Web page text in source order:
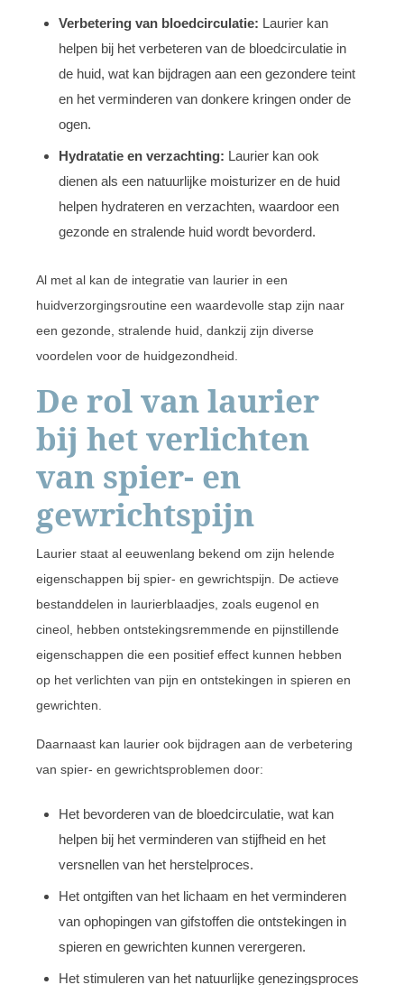
Verbetering van bloedcirculatie: Laurier kan
helpen bij het verbeteren van de bloedcirculatie in
de huid, wat kan bijdragen aan een gezondere teint
en het verminderen van donkere kringen onder de
ogen.
Hydratatie en verzachting: Laurier kan ook
dienen als een natuurlijke moisturizer en de huid
helpen hydrateren en verzachten, waardoor een
gezonde en stralende huid wordt bevorderd.
Al met al kan de integratie van laurier in een
huidverzorgingsroutine een waardevolle stap zijn naar
een gezonde, stralende huid, dankzij zijn diverse
voordelen voor de huidgezondheid.
De rol van laurier
bij het verlichten
van spier- en
gewrichtspijn
Laurier staat al eeuwenlang bekend om zijn helende
eigenschappen bij spier- en gewrichtspijn. De actieve
bestanddelen in laurierblaadjes, zoals eugenol en
cineol, hebben ontstekingsremmende en pijnstillende
eigenschappen die een positief effect kunnen hebben
op het verlichten van pijn en ontstekingen in spieren en
gewrichten.
Daarnaast kan laurier ook bijdragen aan de verbetering
van spier- en gewrichtsproblemen door:
Het bevorderen van de bloedcirculatie, wat kan
helpen bij het verminderen van stijfheid en het
versnellen van het herstelproces.
Het ontgiften van het lichaam en het verminderen
van ophopingen van gifstoffen die ontstekingen in
spieren en gewrichten kunnen verergeren.
Het stimuleren van het natuurlijke genezingsproces